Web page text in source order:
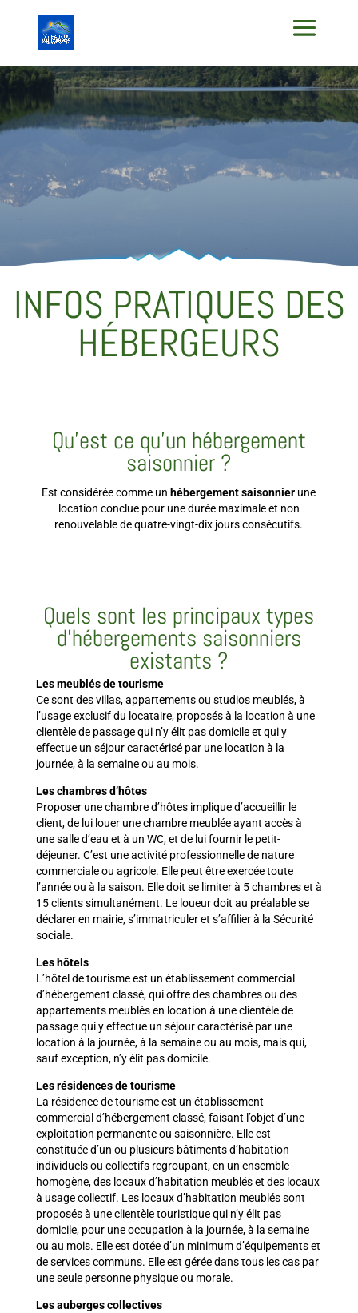
INFOS PRATIQUES DES
HÉBERGEURS
Qu’est ce qu’un hébergement
saisonnier ?
Est considérée comme un hébergement saisonnier une
location conclue pour une durée maximale et non
renouvelable de quatre-vingt-dix jours consécutifs.
Quels sont les principaux types
d’hébergements saisonniers
existants ?
Les meublés de tourisme
Ce sont des villas, appartements ou studios meublés, à
l’usage exclusif du locataire, proposés à la location à une
clientèle de passage qui n’y élit pas domicile et qui y
effectue un séjour caractérisé par une location à la
journée, à la semaine ou au mois.
Les chambres d’hôtes
Proposer une chambre d’hôtes implique d’accueillir le
client, de lui louer une chambre meublée ayant accès à
une salle d’eau et à un WC, et de lui fournir le petit-
déjeuner. C’est une activité professionnelle de nature
commerciale ou agricole. Elle peut être exercée toute
l’année ou à la saison. Elle doit se limiter à 5 chambres et à
15 clients simultanément. Le loueur doit au préalable se
déclarer en mairie, s’immatriculer et s’affilier à la Sécurité
sociale.
Les hôtels
L’hôtel de tourisme est un établissement commercial
d’hébergement classé, qui offre des chambres ou des
appartements meublés en location à une clientèle de
passage qui y effectue un séjour caractérisé par une
location à la journée, à la semaine ou au mois, mais qui,
sauf exception, n’y élit pas domicile.
Les résidences de tourisme
La résidence de tourisme est un établissement
commercial d’hébergement classé, faisant l’objet d’une
exploitation permanente ou saisonnière. Elle est
constituée d’un ou plusieurs bâtiments d’habitation
individuels ou collectifs regroupant, en un ensemble
homogène, des locaux d’habitation meublés et des locaux
à usage collectif. Les locaux d’habitation meublés sont
proposés à une clientèle touristique qui n’y élit pas
domicile, pour une occupation à la journée, à la semaine
ou au mois. Elle est dotée d’un minimum d’équipements et
de services communs. Elle est gérée dans tous les cas par
une seule personne physique ou morale.
Les auberges collectives